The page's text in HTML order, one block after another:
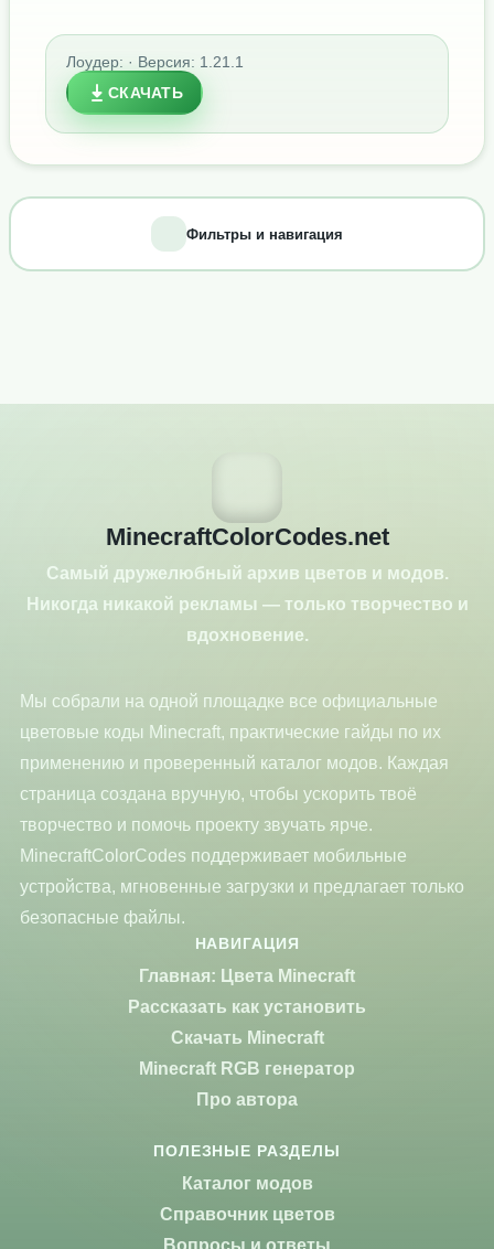
Лоудер: · Версия: 1.21.1
СКАЧАТЬ
Фильтры и навигация
MinecraftColorCodes.net
Самый дружелюбный архив цветов и модов.
Никогда никакой рекламы — только творчество и
вдохновение.
Мы собрали на одной площадке все официальные
цветовые коды Minecraft, практические гайды по их
применению и проверенный каталог модов. Каждая
страница создана вручную, чтобы ускорить твоё
творчество и помочь проекту звучать ярче.
MinecraftColorCodes поддерживает мобильные
устройства, мгновенные загрузки и предлагает только
безопасные файлы.
НАВИГАЦИЯ
Главная: Цвета Minecraft
Рассказать как установить
Скачать Minecraft
Minecraft RGB генератор
Про автора
ПОЛЕЗНЫЕ РАЗДЕЛЫ
Каталог модов
Справочник цветов
Вопросы и ответы